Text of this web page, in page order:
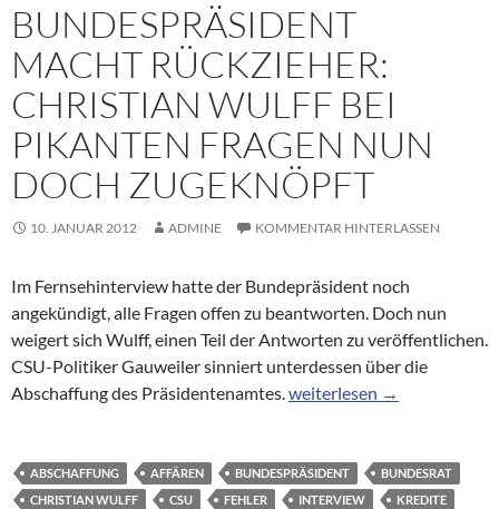
BUNDESPRÄSIDENT
MACHT RÜCKZIEHER:
CHRISTIAN WULFF BEI
PIKANTEN FRAGEN NUN
DOCH ZUGEKNÖPFT
10. JANUAR 2012 ADMINE KOMMENTAR HINTERLASSEN
Im Fernsehinterview hatte der Bundepräsident noch
angekündigt, alle Fragen offen zu beantworten. Doch nun
weigert sich Wulff, einen Teil der Antworten zu veröffentlichen.
CSU-Politiker Gauweiler sinniert unterdessen über die
Abschaffung des Präsidentenamtes.Bundespräsident macht
weiterlesen →
ABSCHAFFUNG AFFÄREN BUNDESPRÄSIDENT
BUNDESRAT
CHRISTIAN WULFF
CSU FEHLER INTERVIEW
KREDITE